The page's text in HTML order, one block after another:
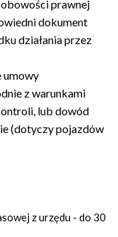
prawnej
dokument
działania przez
umowy
z warunkami
lub dowód
(dotyczy pojazdów
z urzędu - do 30